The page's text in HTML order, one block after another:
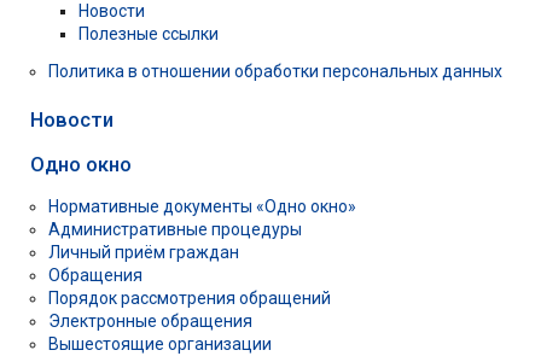
Новости
Полезные ссылки
Политика в отношении обработки персональных данных
Новости
Одно окно
Нормативные документы «Одно окно»
Административные процедуры
Личный приём граждан
Обращения
Порядок рассмотрения обращений
Электронные обращения
Вышестоящие организации